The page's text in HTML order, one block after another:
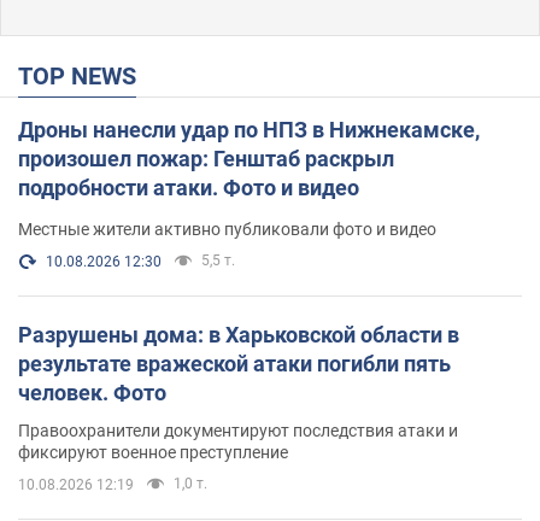
TOP NEWS
Дроны нанесли удар по НПЗ в Нижнекамске,
произошел пожар: Генштаб раскрыл
подробности атаки. Фото и видео
Местные жители активно публиковали фото и видео
10.08.2026 12:30 5,5 т.
Разрушены дома: в Харьковской области в
результате вражеской атаки погибли пять
человек. Фото
Правоохранители документируют последствия атаки и
фиксируют военное преступление
10.08.2026 12:19 1,0 т.